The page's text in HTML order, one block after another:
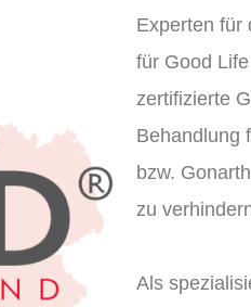
Experten für
für Good
zertifizierte
Behandlung
bzw.
zu
Als